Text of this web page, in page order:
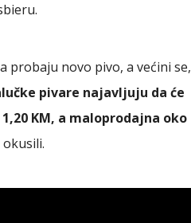
probaju novo pivo, a većini se,
pivare najavljuju da će
KM, a maloprodajna oko